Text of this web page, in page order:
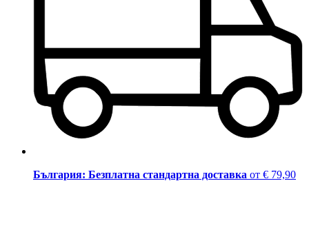
България: Безплатна стандартна доставка от € 79,90